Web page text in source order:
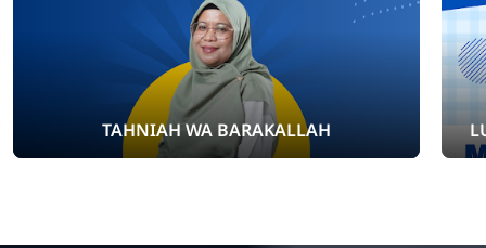
TAHNIAH WA BARAKALLAH